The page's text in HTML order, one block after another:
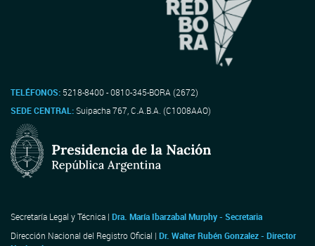
TELÉFONOS: 5218-8400 - 0810-345-BORA (2672)
SEDE CENTRAL:Suipacha 767, C.A.B.A. (C1008AAO)
Secretaría Legal y Técnica | Dra. María Ibarzabal Murphy - Secretaria
Dirección Nacional del Registro Oficial | Dr. Walter Rubén Gonzalez - Director